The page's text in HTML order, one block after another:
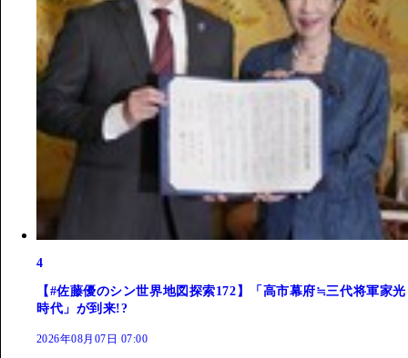
4
【#佐藤優のシン世界地図探索172】「高市幕府≒三代将軍家光
時代」が到来!?
2026年08月07日 07:00